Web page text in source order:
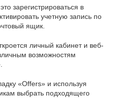
зарегистрироваться в
учетную запись по
ящик.
личный кабинет и веб-
возможностям
«Offers» и используя
выбрать подходящего